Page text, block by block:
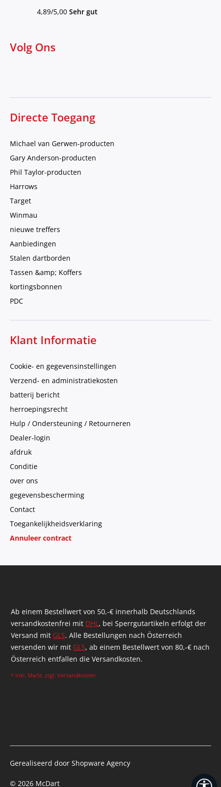
4,89/5,00 Sehr gut
Volg Ons
Directe Toegang
Michael van Gerwen-producten
Gary Anderson-producten
Phil Taylor-producten
Harrows
Target
Winmau
nieuwe treffers
Aanbiedingen
Stalen dartborden
Tassen &amp; Koffers
kortingsbonnen
PDC
Klant Informatie
Cookie- en gegevensinstellingen
Verzend- en administratiekosten
batterij bericht
herroepingsrecht
Hulp / Ondersteuning / Retourneren
Dealer-login
afdruk
Conditie
over ons
gegevensbescherming
Contact
Toegankelijkheidsverklaring
Annuleer contract
Ab einem Bestellwert von 50,-€ innerhalb Deutschlands
versandkostenfrei mit DHL , bei Sperrgutartikeln erfolgt der
Versand mit GLS. Alle Bestellungen nach Österreich
versenden wir mit GLS, ab einem Bestellwert von 80,-€ nach
Österreich entfallen die Versandkosten.
* inkl. MwSt. zzgl. Versandkosten
© 2026 McDart
Gerealiseerd door Shopware Agency